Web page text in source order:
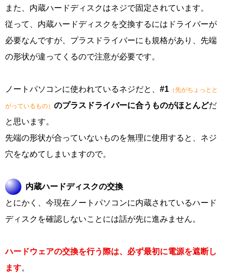
また、内蔵ハードディスクはネジで固定されています。
従って、内蔵ハードディスクを交換するにはドライバーが
必要なんですが、プラスドライバーにも規格があり、先端
の形状が違ってくるので注意が必要です。
ノートパソコンに使われているネジだと、 #1 （先がちょっとと
がっているもの） のプラスドライバーに合うものがほとんどだ
と思います。
先端の形状が合っていないものを無理に使用すると、ネジ
穴をなめてしまいますので。
内蔵ハードディスクの交換
とにかく、今現在ノートパソコンに内蔵されているハード
ディスクを確認しないことには話が先に進みません。
ハードウェアの交換を行う際は、必ず最初に電源を遮断し
ます。